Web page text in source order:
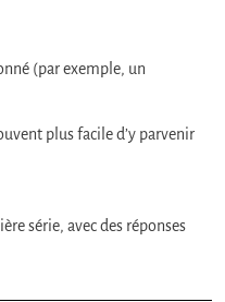
(par exemple, un
plus facile d’y parvenir
série, avec des réponses